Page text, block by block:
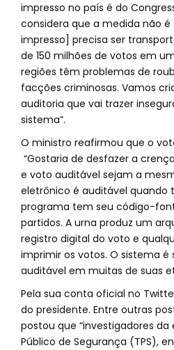
impresso no país é do
considera que a medida não é
impresso] precisa ser
de 150 milhões de votos em
regiões têm problemas de
facções criminosas. Vamos
auditoria que vai trazer
sistema”.
O ministro reafirmou que o
“Gostaria de desfazer a
e voto auditável sejam a
eletrônico é auditável quando
programa tem seu código-
partidos. A urna produz um
registro digital do voto e
imprimir os votos. O sistema é
auditável em muitas de suas
Pela sua conta oficial no
do presidente. Entre outras
postou que “investigadores da
Público de Segurança (TPS),